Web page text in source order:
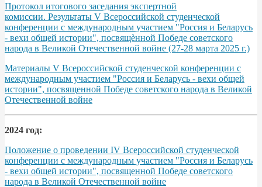
Протокол итогового заседания экспертной
комиссии. Результаты V Всероссийской студенческой
конференции с международным участием "Россия и Беларусь
- вехи общей истории", посвящѐнной Победе советского
народа в Великой Отечественной войне (27-28 марта 2025 г.)
Материалы V Всероссийской студенческой конференции с
международным участием "Россия и Беларусь - вехи общей
истории", посвященной Победе советского народа в Великой
Отечественной войне
2024 год:
Положение о проведении IV Всероссийской студенческой
конференции с международным участием "Россия и Беларусь
- вехи общей истории", посвященной Победе советского
народа в Великой Отечественной войне